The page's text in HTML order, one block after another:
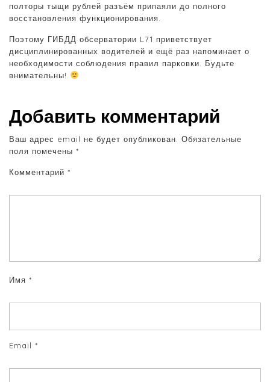
полторы тыщи рублей разъём припаяли до полного
восстановления функционирования.
Поэтому ГИБДД обсерватории L71 приветствует
дисциплинированных водителей и ещё раз напоминает о
необходимости соблюдения правил парковки. Будьте
внимательны!
Добавить комментарий
Ваш адрес email не будет опубликован.
Обязательные
поля помечены *
Комментарий *
Имя *
Email *